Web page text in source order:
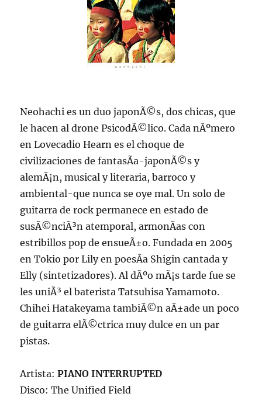
Neohachi es un duo japonÃ©s, dos chicas, que
le hacen al drone PsicodÃ©lico. Cada nÃºmero
en Lovecadio Hearn es el choque de
civilizaciones de fantasÃ­a-japonÃ©s y
alemÃ¡n, musical y literaria, barroco y
ambiental-que nunca se oye mal. Un solo de
guitarra de rock permanece en estado de
susÃ©nciÃ³n atemporal, armonÃ­as con
estribillos pop de ensueÃ±o. Fundada en 2005
en Tokio por Lily en poesÃ­a Shigin cantada y
Elly (sintetizadores). Al dÃºo mÃ¡s tarde fue se
les uniÃ³ el baterista Tatsuhisa Yamamoto.
Chihei Hatakeyama tambiÃ©n aÃ±ade un poco
de guitarra elÃ©ctrica muy dulce en un par
pistas.
Artista:PIANO INTERRUPTED
Disco: The Unified Field